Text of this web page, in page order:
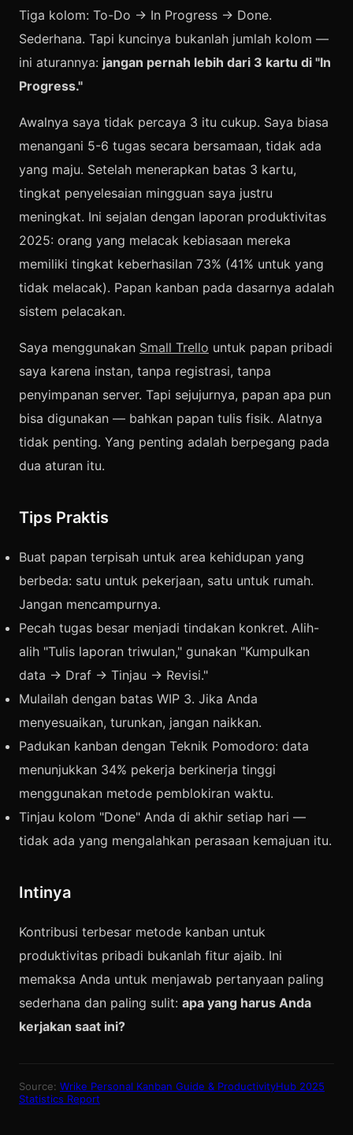
Tiga kolom: To-Do → In Progress → Done.
Sederhana. Tapi kuncinya bukanlah jumlah kolom —
ini aturannya: jangan pernah lebih dari 3 kartu di "In
Progress."
Awalnya saya tidak percaya 3 itu cukup. Saya biasa
menangani 5-6 tugas secara bersamaan, tidak ada
yang maju. Setelah menerapkan batas 3 kartu,
tingkat penyelesaian mingguan saya justru
meningkat. Ini sejalan dengan laporan produktivitas
2025: orang yang melacak kebiasaan mereka
memiliki tingkat keberhasilan 73% (41% untuk yang
tidak melacak). Papan kanban pada dasarnya adalah
sistem pelacakan.
Saya menggunakan Small Trello untuk papan pribadi
saya karena instan, tanpa registrasi, tanpa
penyimpanan server. Tapi sejujurnya, papan apa pun
bisa digunakan — bahkan papan tulis fisik. Alatnya
tidak penting. Yang penting adalah berpegang pada
dua aturan itu.
Tips Praktis
Buat papan terpisah untuk area kehidupan yang
berbeda: satu untuk pekerjaan, satu untuk rumah.
Jangan mencampurnya.
Pecah tugas besar menjadi tindakan konkret. Alih-
alih "Tulis laporan triwulan," gunakan "Kumpulkan
data → Draf → Tinjau → Revisi."
Mulailah dengan batas WIP 3. Jika Anda
menyesuaikan, turunkan, jangan naikkan.
Padukan kanban dengan Teknik Pomodoro: data
menunjukkan 34% pekerja berkinerja tinggi
menggunakan metode pemblokiran waktu.
Tinjau kolom "Done" Anda di akhir setiap hari —
tidak ada yang mengalahkan perasaan kemajuan itu.
Intinya
Kontribusi terbesar metode kanban untuk
produktivitas pribadi bukanlah fitur ajaib. Ini
memaksa Anda untuk menjawab pertanyaan paling
sederhana dan paling sulit: apa yang harus Anda
kerjakan saat ini?
Source: Wrike Personal Kanban Guide & ProductivityHub 2025
Statistics Report